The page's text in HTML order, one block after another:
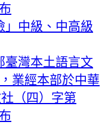
」中級、中高級
臺灣本土語言文
業經本部於中華
（四）字第